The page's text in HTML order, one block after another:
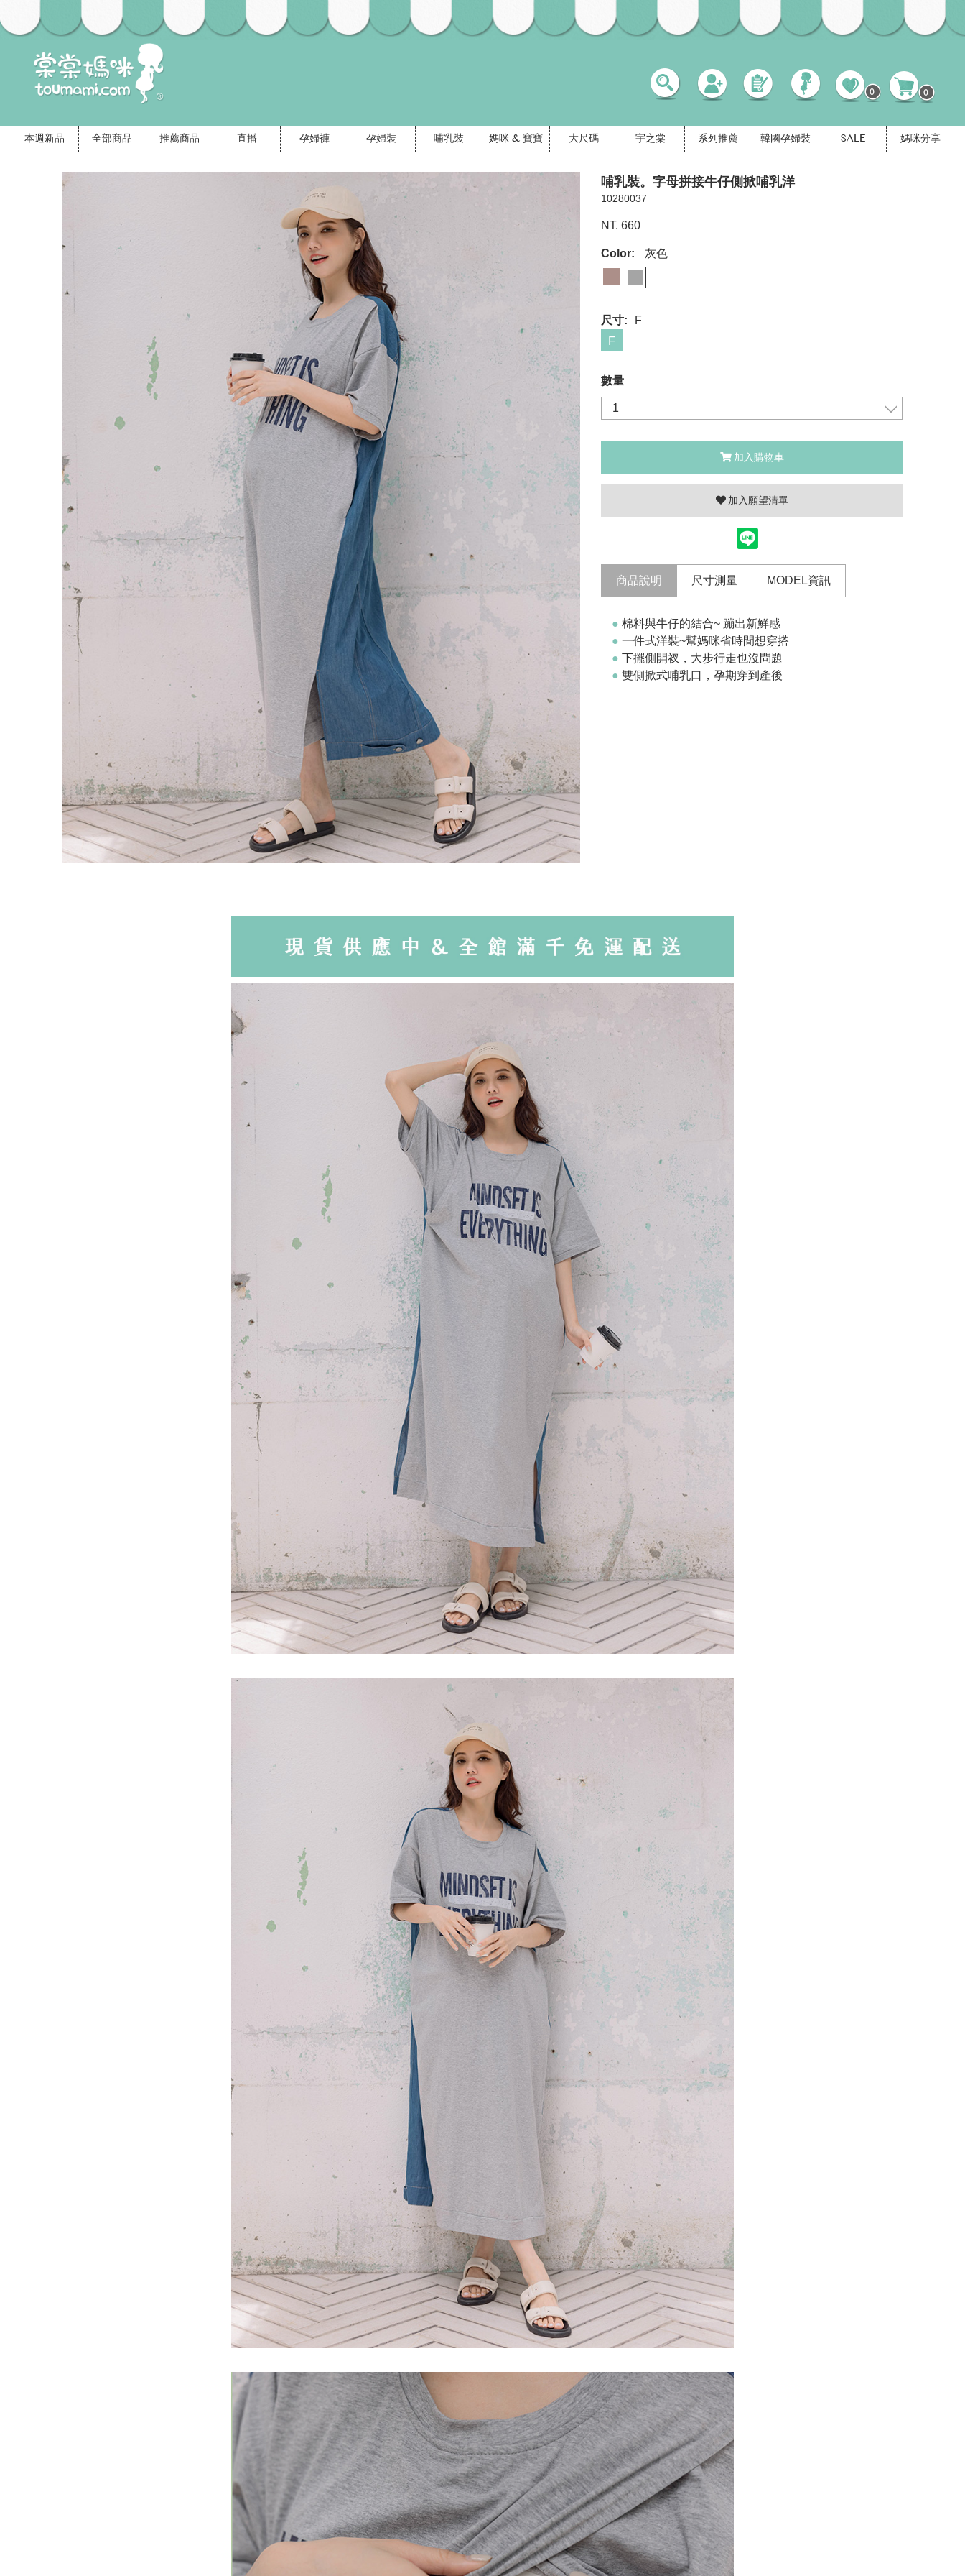
0
0
本週新品 全部商品 推薦商品 直播 孕婦褲 孕婦裝 哺乳裝 媽咪 & 寶寶 大尺碼 宇之棠 系列推薦 韓國孕婦裝 SALE 媽咪分享
哺乳裝。字母拼接牛仔側掀哺乳洋
10280037
NT. 660
Color: 灰色
尺寸:
F
F
數量
加入購物車
加入願望清單
商品說明 尺寸測量 MODEL資訊
● 棉料與牛仔的結合~ 蹦出新鮮感
● 一件式洋裝~幫媽咪省時間想穿搭
● 下擺側開衩，大步行走也沒問題
● 雙側掀式哺乳口，孕期穿到產後